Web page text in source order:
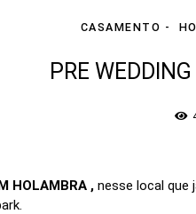
CASAMENTO
PRE
HOLAMBRA , nesse local que